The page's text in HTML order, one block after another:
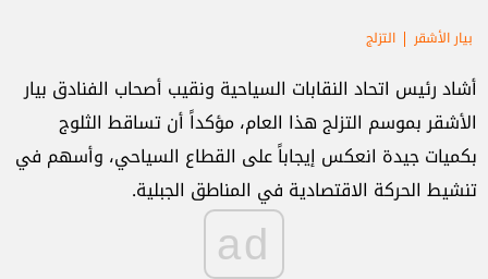
بيار الأشقر التزلج
أشاد رئيس اتحاد النقابات السياحية ونقيب أصحاب الفنادق بيار
الأشقر بموسم التزلج هذا العام، مؤكداً أن تساقط الثلوج
بكميات جيدة انعكس إيجاباً على القطاع السياحي، وأسهم في
تنشيط الحركة الاقتصادية في المناطق الجبلية.
ad